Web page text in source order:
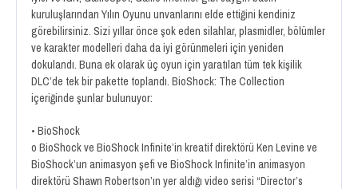
kuruluşlarından Yılın Oyunu unvanlarını elde ettiğini kendiniz
görebilirsiniz. Sizi yıllar önce şok eden silahlar, plasmidler, bölümler
ve karakter modelleri daha da iyi görünmeleri için yeniden
dokulandı. Buna ek olarak üç oyun için yaratılan tüm tek kişilik
DLC’de tek bir pakette toplandı. BioShock: The Collection
içeriğinde şunlar bulunuyor:
• BioShock
o BioShock ve BioShock Infinite’in kreatif direktörü Ken Levine ve
BioShock’un animasyon şefi ve BioShock Infinite’in animasyon
direktörü Shawn Robertson’ın yer aldığı video serisi “Director’s